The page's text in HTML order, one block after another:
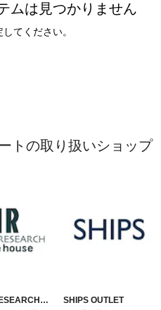
ムは見つかりません
てください。
トの取り扱いショップ
SHIPS OUTLET